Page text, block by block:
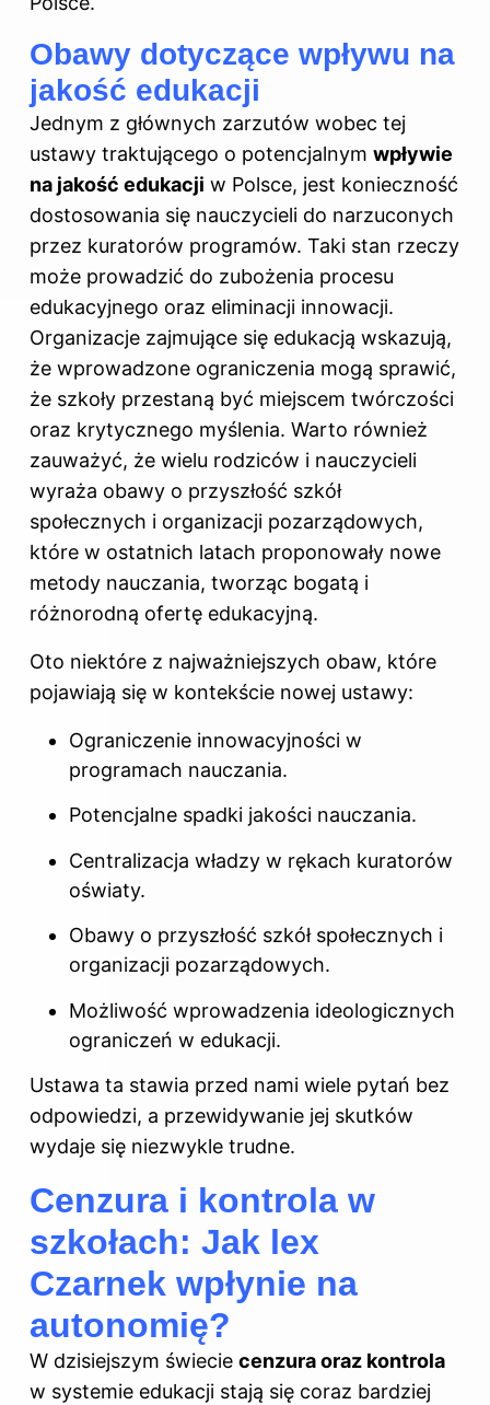
Obawy dotyczące wpływu na
jakość edukacji
Jednym z głównych zarzutów wobec tej
ustawy traktującego o potencjalnym wpływie
na jakość edukacji w Polsce, jest konieczność
dostosowania się nauczycieli do narzuconych
przez kuratorów programów. Taki stan rzeczy
może prowadzić do zubożenia procesu
edukacyjnego oraz eliminacji innowacji.
Organizacje zajmujące się edukacją wskazują,
że wprowadzone ograniczenia mogą sprawić,
że szkoły przestaną być miejscem twórczości
oraz krytycznego myślenia. Warto również
zauważyć, że wielu rodziców i nauczycieli
wyraża obawy o przyszłość szkół
społecznych i organizacji pozarządowych,
które w ostatnich latach proponowały nowe
metody nauczania, tworząc bogatą i
różnorodną ofertę edukacyjną.
Oto niektóre z najważniejszych obaw, które
pojawiają się w kontekście nowej ustawy:
Ograniczenie innowacyjności w
programach nauczania.
Potencjalne spadki jakości nauczania.
Centralizacja władzy w rękach kuratorów
oświaty.
Obawy o przyszłość szkół społecznych i
organizacji pozarządowych.
Możliwość wprowadzenia ideologicznych
ograniczeń w edukacji.
Ustawa ta stawia przed nami wiele pytań bez
odpowiedzi, a przewidywanie jej skutków
wydaje się niezwykle trudne.
Cenzura i kontrola w
szkołach: Jak lex
Czarnek wpłynie na
autonomię?
W dzisiejszym świecie cenzura oraz kontrola
w systemie edukacji stają się coraz bardziej